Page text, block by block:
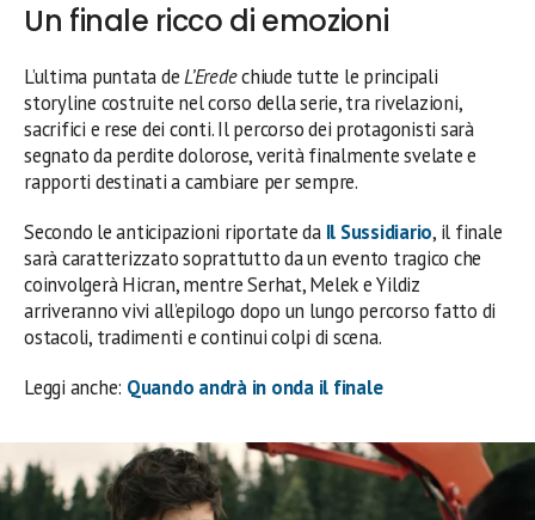
Un finale ricco di emozioni
L’ultima puntata deL’Eredechiude tutte le principali
storyline costruite nel corso della serie, tra rivelazioni,
sacrifici e rese dei conti. Il percorso dei protagonisti sarà
segnato da perdite dolorose, verità finalmente svelate e
rapporti destinati a cambiare per sempre.
Secondo le anticipazioni riportate da Il Sussidiario, il finale
sarà caratterizzato soprattutto da un evento tragico che
coinvolgerà Hicran, mentre Serhat, Melek e Yildiz
arriveranno vivi all’epilogo dopo un lungo percorso fatto di
ostacoli, tradimenti e continui colpi di scena.
Leggi anche: Quando andrà in onda il finale